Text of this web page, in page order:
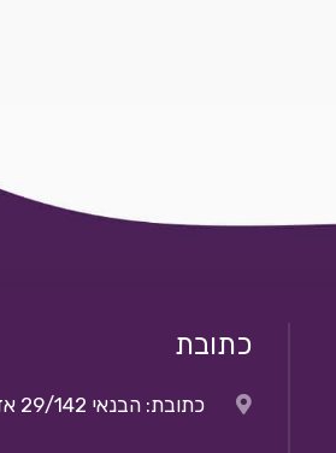
כתובת
כתובת: הבנאי 29/142 אזה"ת חולון